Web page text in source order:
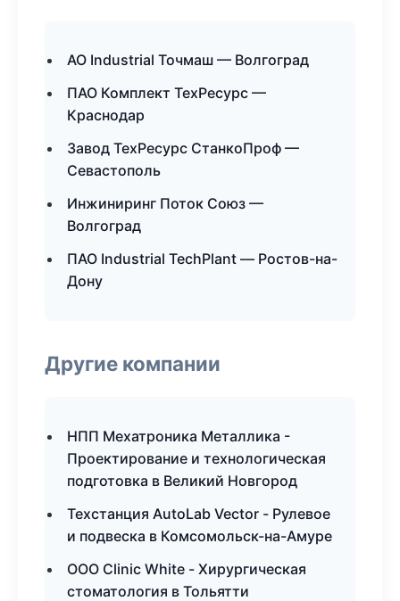
АО Industrial Точмаш — Волгоград
ПАО Комплект ТехРесурс —
Краснодар
Завод ТехРесурс СтанкоПроф —
Севастополь
Инжиниринг Поток Союз —
Волгоград
ПАО Industrial TechPlant — Ростов-на-
Дону
Другие компании
НПП Мехатроника Металлика -
Проектирование и технологическая
подготовка в Великий Новгород
Техстанция AutoLab Vector - Рулевое
и подвеска в Комсомольск-на-Амуре
ООО Clinic White - Хирургическая
стоматология в Тольятти